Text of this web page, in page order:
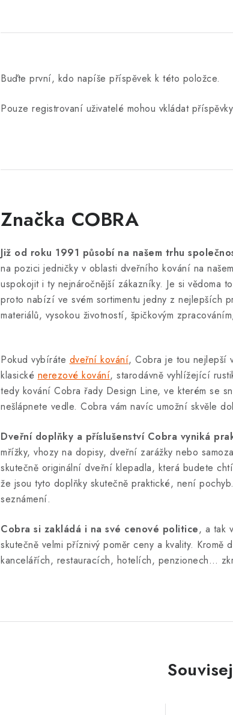
Buďte první, kdo napíše příspěvek k této položce.
Pouze registrovaní uživatelé mohou vkládat
Značka COBRA
Již od roku 1991 působí na našem trhu
na pozici jedničky v oblasti dveřního kování na
uspokojit i ty nejnáročnější zákazníky. Je si vědoma
proto nabízí ve svém sortimentu jedny z nejlepších
materiálů, vysokou životností, špičkovým
Pokud vybíráte dveřní kování, Cobra je tou nejlepší
klasické nerezové kování, starodávně vyhlížející
tedy kování Cobra řady Design Line, ve kterém se
nešlápnete vedle. Cobra vám navíc umožní skvěle
Dveřní doplňky a příslušenství Cobra vyniká
mřížky, vhozy na dopisy, dveřní zarážky nebo
skutečně originální dveřní klepadla, která budete
že jsou tyto doplňky skutečně praktické, není
seznámení.
Cobra si zakládá i na své cenové politice, a tak
skutečně velmi příznivý poměr ceny a kvality. Kromě
kancelářích, restauracích, hotelích, penzionech…